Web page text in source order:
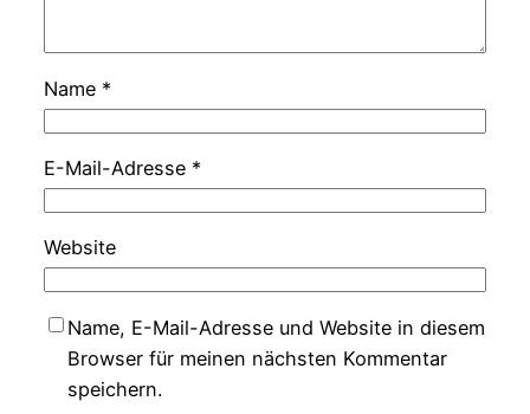
Name *
E-Mail-Adresse *
Website
Name, E-Mail-Adresse und Website in diesem
Browser für meinen nächsten Kommentar
speichern.